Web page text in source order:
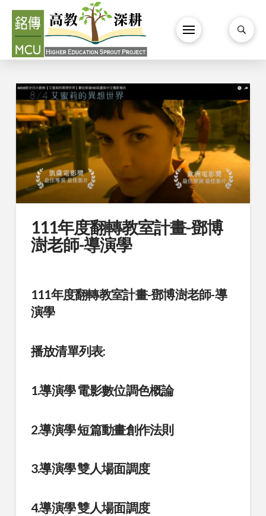
111年度翻轉教室計畫-鄧博
澍老師-導演學
111年度翻轉教室計畫-鄧博澍老師-導
演學
播放清單列表:
1.導演學 電影數位調色概論
2.導演學 短篇動畫創作法則
3.導演學 雙人場面調度
4.導演學 雙人場面調度